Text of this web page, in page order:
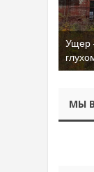
Ущер
МЫ